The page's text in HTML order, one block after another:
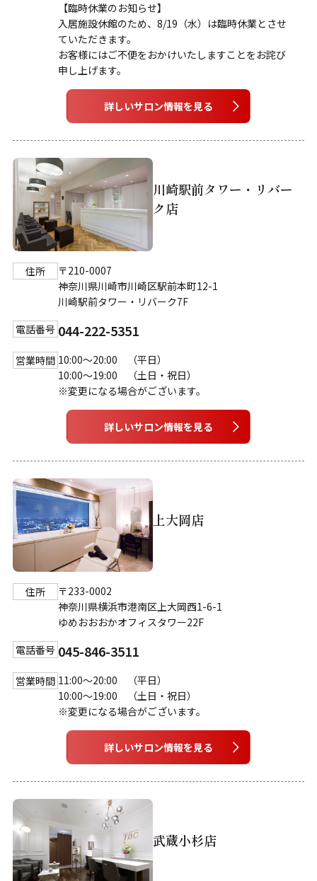
【臨時休業のお知らせ】
入居施設休館のため、8/19（水）は臨時休業とさせ
ていただきます。
お客様にはご不便をおかけいたしますことをお詫び
申し上げます。
詳しいサロン情報を見る
川崎駅前タワー・リバー
ク店
住所
〒210-0007
神奈川県川崎市川崎区駅前本町12-1
川崎駅前タワー・リバーク7F
電話番号 044-222-5351
営業時間 10:00～20:00 （平日）
10:00～19:00 （土日・祝日）
※変更になる場合がございます。
詳しいサロン情報を見る
上大岡店
住所
〒233-0002
神奈川県横浜市港南区上大岡西1-6-1
ゆめおおおかオフィスタワー22F
電話番号 045-846-3511
営業時間 11:00～20:00 （平日）
10:00～19:00 （土日・祝日）
※変更になる場合がございます。
詳しいサロン情報を見る
武蔵小杉店